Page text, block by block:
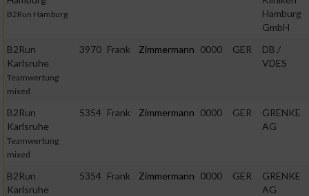
B2Run Hamburg
Hamburg
GmbH
B2Run
Karlsruhe
Teamwertung
mixed
3970 Frank Zimmermann 0000 GER
DB /
VDES
B2Run
Karlsruhe
Teamwertung
mixed
5354 Frank Zimmermann 0000 GER
GRENKE
AG
B2Run
Karlsruhe
5354 Frank Zimmermann 0000 GER
GRENKE
AG